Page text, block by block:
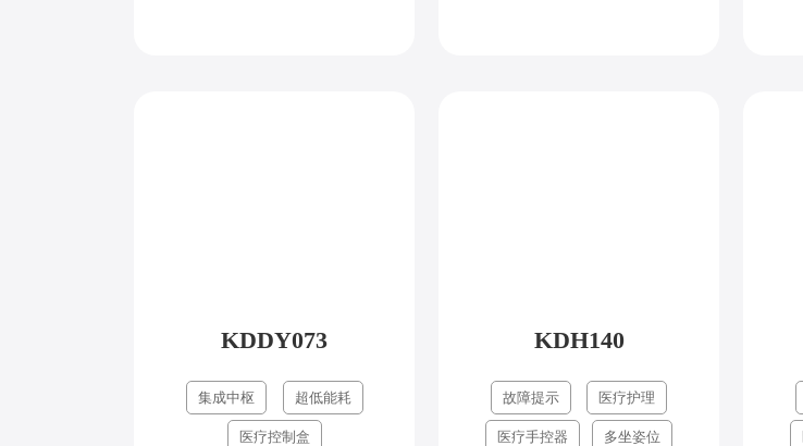
KDDY073
集成中枢 超低能耗
医疗控制盒
KDH140
故障提示 医疗护理
医疗手控器 多坐姿位